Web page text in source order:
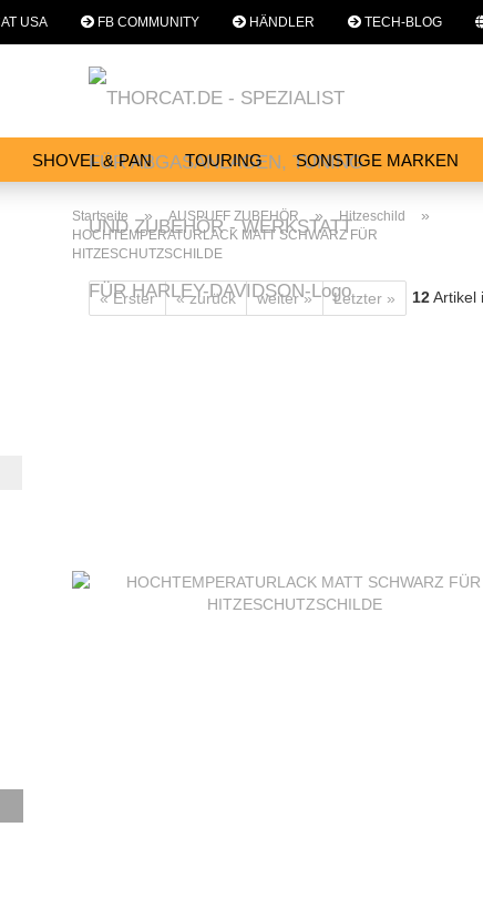
USA FB COMMUNITY HÄNDLER TECH-BLOG
SHOVEL & PAN TOURING SONSTIGE MARKEN
Startseite » AUSPUFF ZUBEHÖR » Hitzeschild »
HOCHTEMPERATURLACK MATT SCHWARZ FÜR
HITZESCHUTZSCHILDE
« Erster « zurück weiter » Letzter » 12Artikel